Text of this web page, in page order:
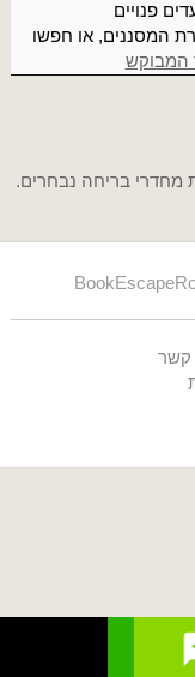
פנויים
המסננים, או חפשו
המבוקש
מחדרי בריחה נבחרים.
קשר